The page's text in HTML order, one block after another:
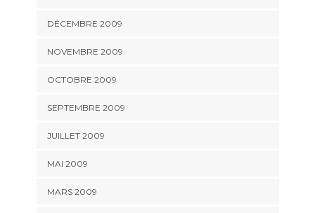
DÉCEMBRE 2009
NOVEMBRE 2009
OCTOBRE 2009
SEPTEMBRE 2009
JUILLET 2009
MAI 2009
MARS 2009